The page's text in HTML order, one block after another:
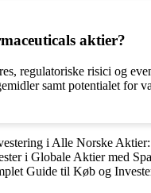
aktier?
regulatoriske risici og
samt potentialet for
i Alle Norske
i Globale Aktier med
Guide til Køb og